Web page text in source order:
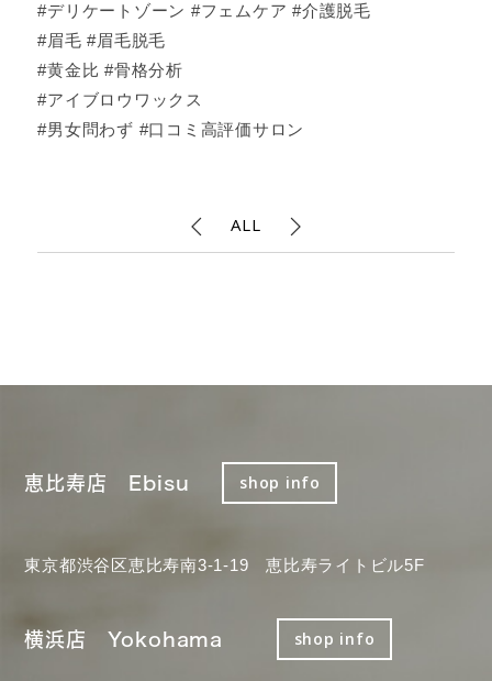
#デリケートゾーン #フェムケア #介護脱毛
#眉毛 #眉毛脱毛
#黄金比 #骨格分析
#アイブロウワックス
#男女問わず #口コミ高評価サロン
ALL
恵比寿店 Ebisu shop info
東京都渋谷区恵比寿南3-1-19 恵比寿ライトビル5F
横浜店 Yokohama shop info